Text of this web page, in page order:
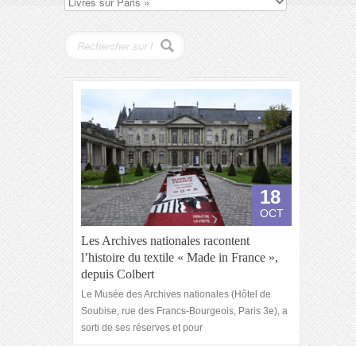
18
OCT
Les Archives nationales racontent
l’histoire du textile « Made in France »,
depuis Colbert
Le Musée des Archives nationales (Hôtel de
Soubise, rue des Francs-Bourgeois, Paris 3e), a
sorti de ses réserves et pour